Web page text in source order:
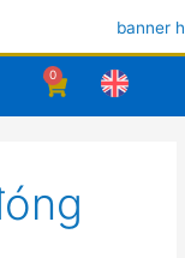
0
Cart